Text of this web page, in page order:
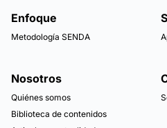
Enfoque
Metodología SENDA
Nosotros
Quiénes somos
Biblioteca de contenidos